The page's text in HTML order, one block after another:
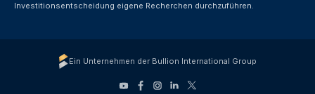
Investitionsentscheidung eigene Recherchen durchzuführen.
Ein Unternehmen der Bullion International Group